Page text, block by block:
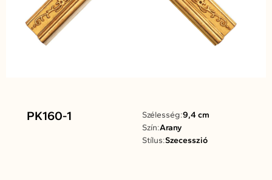
PK160-1 Szélesség:9,4 cm
Szín:Arany
Stílus:Szecesszió